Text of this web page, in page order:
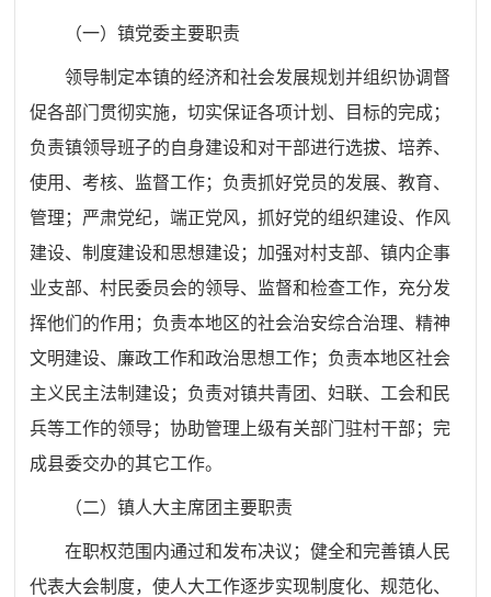
（一）镇党委主要职责
领导制定本镇的经济和社会发展规划并组织协调督
促各部门贯彻实施，切实保证各项计划、目标的完成；
负责镇领导班子的自身建设和对干部进行选拔、培养、
使用、考核、监督工作；负责抓好党员的发展、教育、
管理；严肃党纪，端正党风，抓好党的组织建设、作风
建设、制度建设和思想建设；加强对村支部、镇内企事
业支部、村民委员会的领导、监督和检查工作，充分发
挥他们的作用；负责本地区的社会治安综合治理、精神
文明建设、廉政工作和政治思想工作；负责本地区社会
主义民主法制建设；负责对镇共青团、妇联、工会和民
兵等工作的领导；协助管理上级有关部门驻村干部；完
成县委交办的其它工作。
（二）镇人大主席团主要职责
在职权范围内通过和发布决议；健全和完善镇人民
代表大会制度，使人大工作逐步实现制度化、规范化、